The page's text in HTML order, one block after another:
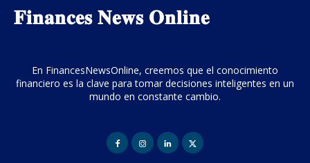
𝐅𝐢𝐧𝐚𝐧𝐜𝐞𝐬 𝐍𝐞𝐰𝐬 𝐎𝐧𝐥𝐢𝐧𝐞
En FinancesNewsOnline, creemos que el conocimiento
financiero es la clave para tomar decisiones inteligentes en un
mundo en constante cambio.